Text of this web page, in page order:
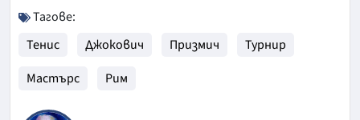
Тагове:
Тенис
Джокович Призмич
Турнир
Мастърс
Рим